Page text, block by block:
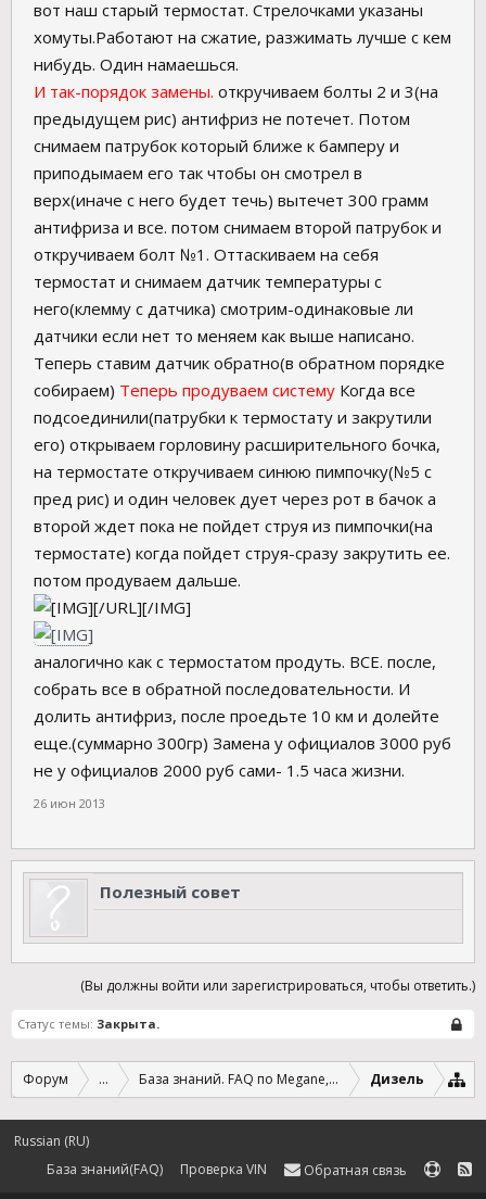
вот наш старый термостат. Стрелочками указаны
хомуты.Работают на сжатие, разжимать лучше с кем
нибудь. Один намаешься.
И так-порядок замены. откручиваем болты 2 и 3(на
предыдущем рис) антифриз не потечет. Потом
снимаем патрубок который ближе к бамперу и
приподымаем его так чтобы он смотрел в
верх(иначе с него будет течь) вытечет 300 грамм
антифриза и все. потом снимаем второй патрубок и
откручиваем болт №1. Оттаскиваем на себя
термостат и снимаем датчик температуры с
него(клемму с датчика) смотрим-одинаковые ли
датчики если нет то меняем как выше написано.
Теперь ставим датчик обратно(в обратном порядке
собираем) Теперь продуваем систему Когда все
подсоединили(патрубки к термостату и закрутили
его) открываем горловину расширительного бочка,
на термостате откручиваем синюю пимпочку(№5 с
пред рис) и один человек дует через рот в бачок а
второй ждет пока не пойдет струя из пимпочки(на
термостате) когда пойдет струя-сразу закрутить ее.
потом продуваем дальше.
[/URL][/IMG]
аналогично как с термостатом продуть. ВСЕ. после,
собрать все в обратной последовательности. И
долить антифриз, после проедьте 10 км и долейте
еще.(суммарно 300гр) Замена у официалов 3000 руб
не у официалов 2000 руб сами- 1.5 часа жизни.
26 июн 2013
Полезный совет
(Вы должны войти или зарегистрироваться, чтобы ответить.)
Статус темы: Закрыта.
Форум ... База знаний. FAQ по Megane, Scenic и Fluence.
Дизель
Russian (RU)
База знаний(FAQ)
Проверка VIN Обратная связь